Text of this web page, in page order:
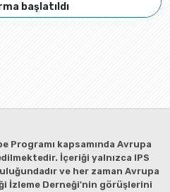
başlatıldı
Programı kapsamında Avrupa
İçeriği yalnızca IPS
ve her zaman Avrupa
İzleme Derneği'nin görüşlerini